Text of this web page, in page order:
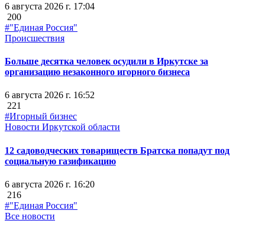
6 августа 2026 г. 17:04
200
#"Единая Россия"
Происшествия
Больше десятка человек осудили в Иркутске за
организацию незаконного игорного бизнеса
6 августа 2026 г. 16:52
221
#Игорный бизнес
Новости Иркутской области
12 садоводческих товариществ Братска попадут под
социальную газификацию
6 августа 2026 г. 16:20
216
#"Единая Россия"
Все новости